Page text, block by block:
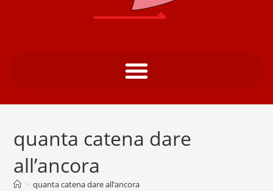
quanta catena dare
all’ancora
> quanta catena dare all’ancora